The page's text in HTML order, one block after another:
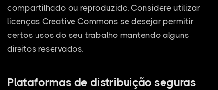
compartilhado ou reproduzido. Considere utilizar
licenças Creative Commons se desejar permitir
certos usos do seu trabalho mantendo alguns
direitos reservados.
Plataformas de distribuição seguras